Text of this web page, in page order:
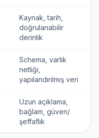
Kaynak, tarih,
doğrulanabilir
derinlik
Schema, varlık
netliği,
yapılandırılmış veri
Uzun açıklama,
bağlam, güven/
şeffaflık